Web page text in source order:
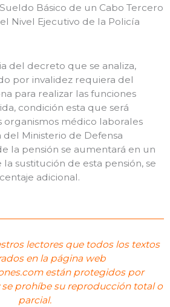
Básico de un Cabo Tercero
Nivel Ejecutivo de la Policía
del decreto que se analiza,
por invalidez requiera del
para realizar las funciones
condición esta que será
médico laborales
Ministerio de Defensa
la pensión se aumentará en un
la sustitución de esta pensión, se
adicional.
lectores que todos los textos
en la página web
están protegidos por
prohíbe su reproducción total o
parcial.